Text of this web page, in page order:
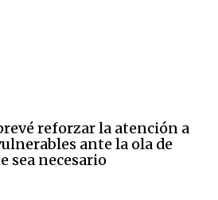
reforzar la atención a
ante la ola de
sea necesario